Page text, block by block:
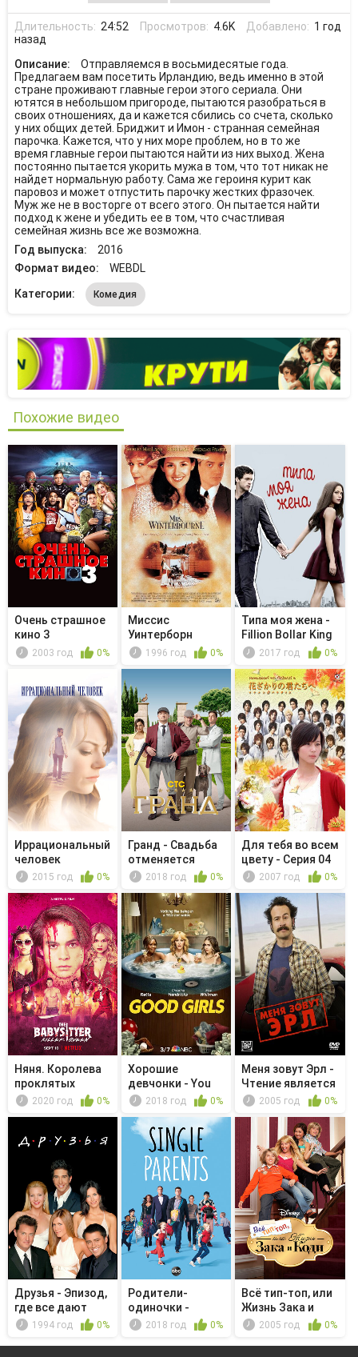
Длительность: 24:52 Просмотров: 4.6K Добавлено: 1 год
назад
Описание:
Отправляемся в восьмидесятые года.
Предлагаем вам посетить Ирландию, ведь именно в этой
стране проживают главные герои этого сериала. Они
ютятся в небольшом пригороде, пытаются разобраться в
своих отношениях, да и кажется сбились со счета, сколько
у них общих детей. Бриджит и Имон - странная семейная
парочка. Кажется, что у них море проблем, но в то же
время главные герои пытаются найти из них выход. Жена
постоянно пытается укорить мужа в том, что тот никак не
найдет нормальную работу. Сама же героиня курит как
паровоз и может отпустить парочку жестких фразочек.
Муж же не в восторге от всего этого. Он пытается найти
подход к жене и убедить ее в том, что счастливая
семейная жизнь все же возможна.
Год выпуска:
2016
Формат видео:
WEBDL
Категории:
Комедия
Похожие видео
Очень страшное
кино 3
2003 год 0%
Миссис
Уинтерборн
1996 год 0%
Типа моя жена -
Fillion Bollar King
2017 год 0%
Иррациональный
человек
2015 год 0%
Гранд - Свадьба
отменяется
2018 год 0%
Для тебя во всем
цвету - Серия 04
2007 год 0%
Няня. Королева
проклятых
2020 год 0%
Хорошие
девчонки - You
Have Reached t...
2018 год 0%
Меня зовут Эрл -
Чтение является
фунд...2005 год 0%
Друзья - Эпизод,
где все дают
обещания
1994 год 0%
Родители-
одиночки -
Ketchup
2018 год 0%
Всё тип-топ, или
Жизнь Зака и
Коди - ...
2005 год 0%